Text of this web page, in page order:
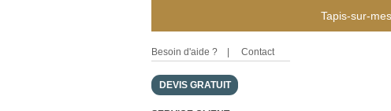
Tapis-sur-
Besoin d'aide ? Contact
DEVIS GRATUIT